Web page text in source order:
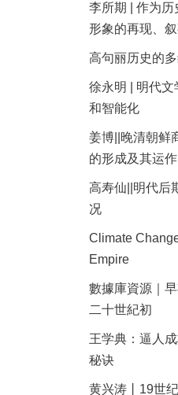
李所期 | 作为历
形象的再现、
高句丽历史的
徐永明 | 明代
和智能化
姜博||晚清朝鲜
的形成及其运作
高寿仙||明代后
况
Climate
Empire
數據庫資源｜
二十世紀初
王学典：逼人
秘诀
黄兴涛丨19世